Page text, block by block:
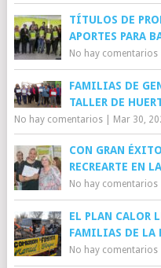
TÍTULOS DE
APORTES PARA
No hay comentarios
FAMILIAS DE
TALLER DE
No hay comentarios| Mar 30,
CON GRAN
RECREARTE EN
No hay comentarios
EL PLAN CALOR
FAMILIAS DE LA
No hay comentarios